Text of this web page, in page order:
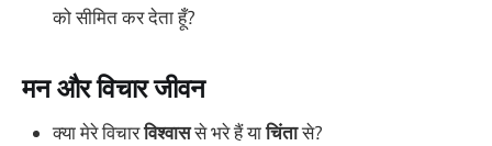
को सीमित कर देता हूँ?
मन और विचार जीवन
क्या मेरे विचारविश्वाससे भरे हैं याचिंतासे?